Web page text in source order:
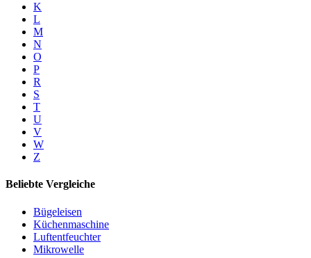
K
L
M
N
O
P
R
S
T
U
V
W
Z
Beliebte Vergleiche
Bügeleisen
Küchenmaschine
Luftentfeuchter
Mikrowelle